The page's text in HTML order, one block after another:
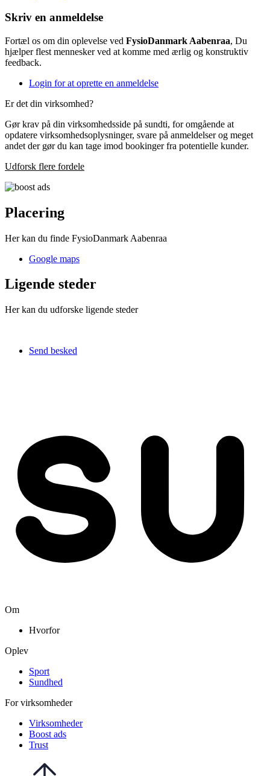
Skriv en anmeldelse
Fortæl os om din oplevelse ved FysioDanmark Aabenraa, Du
hjælper flest mennesker ved at komme med ærlig og konstruktiv
feedback.
Login for at oprette en anmeldelse
Er det din virksomhed?
Gør krav på din virksomhedsside på sundti, for omgående at
opdatere virksomhedsoplysninger, svare på anmeldelser og meget
andet der gør du kan tage imod bookinger fra potentielle kunder.
Udforsk flere fordele
Placering
Her kan du finde FysioDanmark Aabenraa
Google maps
Ligende steder
Her kan du udforske ligende steder
Send besked
Om
Hvorfor
Oplev
Sport
Sundhed
For virksomheder
Virksomheder
Boost ads
Trust